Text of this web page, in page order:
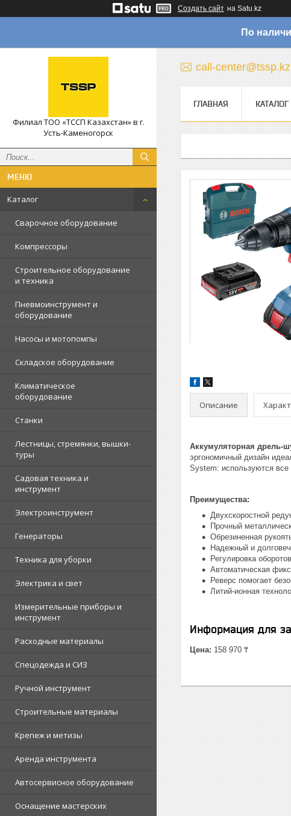
Создать сайт на Satu.kz
По
Филиал ТОО «ТССП Казахстан» в г.
Усть-Каменогорск
Каталог
Сварочное оборудование
Компрессоры
Строительное оборудование
и техника
Пневмоинструмент и
оборудование
Насосы и мотопомпы
Складское оборудование
Климатическое
оборудование
Станки
Лестницы, стремянки, вышки-
туры
Садовая техника и
инструмент
Электроинструмент
Генераторы
Техника для уборки
Электрика и свет
Измерительные приборы и
инструмент
Расходные материалы
Спецодежда и СИЗ
Ручной инструмент
Строительные материалы
Крепеж и метизы
Аренда инструмента
Автосервисное оборудование
Оснащение мастерских
call-center@tssp.kz
ГЛАВНАЯ КАТАЛОГ
Описание
Аккумуляторная дрель-
эргономичный дизайн
System: используются все
Преимущества:
Двухскоростной
Прочный
Обрезиненная
Надежный и
Регулировка
Автоматическая
Реверс помогает
Литий-ионная
Информация для
Цена: 158 970 ₸